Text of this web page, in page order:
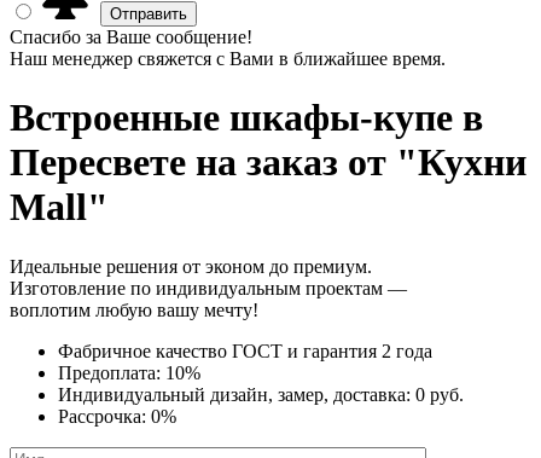
Спасибо за Ваше сообщение!
Наш менеджер свяжется с Вами в ближайшее время.
Встроенные шкафы-купе в
Пересвете на заказ от "Кухни
Mall"
Идеальные решения от эконом до премиум.
Изготовление по индивидуальным проектам —
воплотим любую вашу мечту!
Фабричное качество ГОСТ и гарантия 2 года
Предоплата: 10%
Индивидуальный дизайн, замер, доставка: 0 руб.
Рассрочка: 0%